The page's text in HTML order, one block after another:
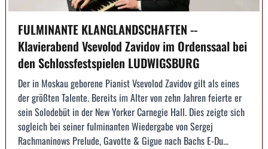
FULMINANTE KLANGLANDSCHAFTEN --
Klavierabend Vsevolod Zavidov im Ordenssaal bei
den Schlossfestspielen LUDWIGSBURG
Der in Moskau geborene Pianist Vsevolod Zavidov gilt als eines
der größten Talente. Bereits im Alter von zehn Jahren feierte er
sein Solodebüt in der New Yorker Carnegie Hall. Dies zeigte sich
sogleich bei seiner fulminanten Wiedergabe von Sergej
Rachmaninows Prelude, Gavotte & Gigue nach Bachs E-Du...